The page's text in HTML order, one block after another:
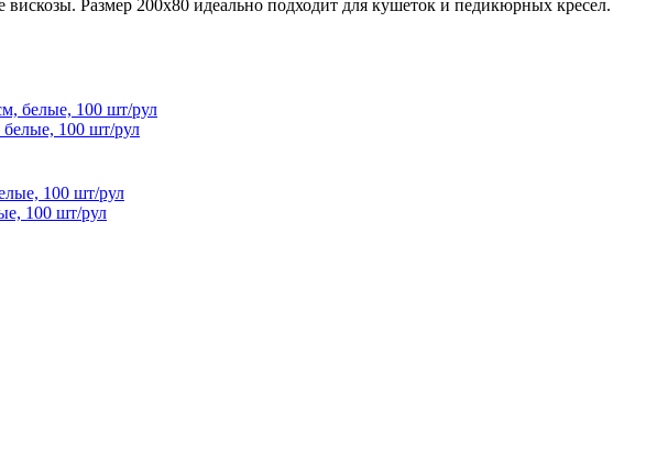
Размер 200х80 идеально подходит для кушеток и педикюрных кресел.
100 шт/рул
100 шт/рул